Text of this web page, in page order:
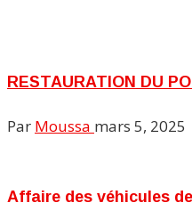
RESTAURATION DU
Par Moussa mars 5, 2025
Affaire des véhicules